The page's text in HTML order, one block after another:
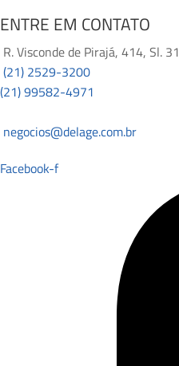
ENTRE EM CONTATO
R. Visconde de Pirajá, 414, Sl.
(21) 2529-3200
(21) 99582-4971
negocios@delage.com.br
Facebook-f